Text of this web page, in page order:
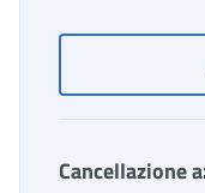
Cancellazione